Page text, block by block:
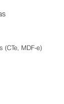
(CTe, MDF-e)